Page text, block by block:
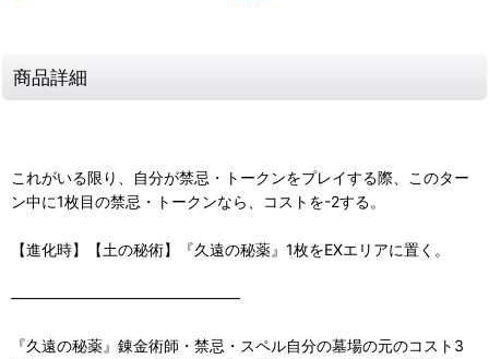
商品詳細
これがいる限り、自分が禁忌・トークンをプレイする際、このター
ン中に1枚目の禁忌・トークンなら、コストを-2する。
【進化時】【土の秘術】『久遠の秘薬』1枚をEXエリアに置く。
―――――――――――――――
『久遠の秘薬』錬金術師・禁忌・スペル自分の墓場の元のコスト3